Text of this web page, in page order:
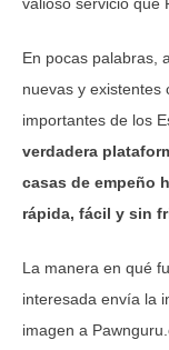
En pocas palabras,
nuevas y existentes
importantes de los
verdadera
casas de empeño
rápida, fácil y sin
La manera en qué
interesada envía la
imagen a